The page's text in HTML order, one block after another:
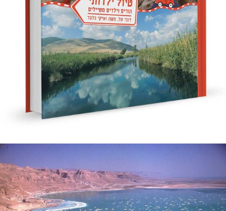
הורים וילדים מטיילים ״טיול ילדותי״ אלו הרגעים היפים בחיינו מאת:
מערכת אלבטרוס חיכינו להם זמן רב. חלמנו עליהם. סוף סוף
קרא עוד ←